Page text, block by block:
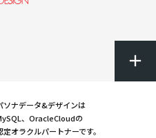
ソナデータ&デザインは
、OracleCloudの
定オラクルパートナーです。